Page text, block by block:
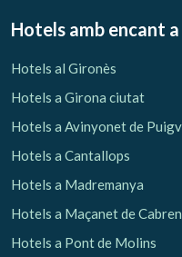
Hotels amb encant
Hotels al Gironès
Hotels a Girona ciutat
Hotels a Avinyonet de
Hotels a Cantallops
Hotels a Madremanya
Hotels a Maçanet de
Hotels a Pont de Molins